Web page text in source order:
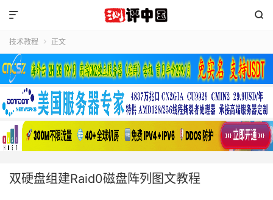


技术教程  正文
双硬盘组建Raid0磁盘阵列图文教程